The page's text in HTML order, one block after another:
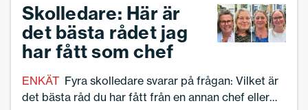
Skolledare: Här är
det bästa rådet jag
har fått som chef
ENKÄT Fyra skolledare svarar på frågan: Vilket är
det bästa råd du har fått från en annan chef eller